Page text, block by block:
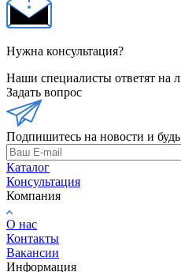
Нужна консультация?
Наши специалисты ответят на
Задать вопрос
Подпишитесь на новости и
Каталог
Консультация
Компания
О нас
Контакты
Вакансии
Информация